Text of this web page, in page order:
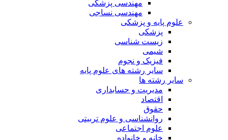
مهندسی پزشکی
مهندسی نساجی
علوم پایه و پزشکی
پزشکی
زیست شناسی
شیمی
فیزیک و نجوم
سایر رشته های علوم پایه
سایر رشته ها
مدیریت و حسابداری
اقتصاد
حقوق
روانشناسی و علوم تربیتی
علوم اجتماعی
خانه و خانواده